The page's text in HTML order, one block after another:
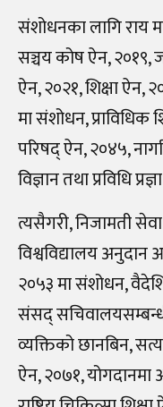
संशोधनका लागि राय
सञ्चय कोष ऐन, २०१९,
ऐन, २०२१, शिक्षा ऐन,
मा संशोधन, प्राविधिक
परिषद् ऐन, २०४५,
विज्ञान तथा प्रविधि
त्यसैगरी, निजामती
विश्वविद्यालय
२०५३ मा संशोधन,
संसद्
व्यक्तिको छानबिन,
ऐन, २०७१,